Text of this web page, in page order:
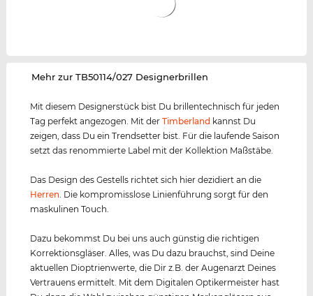
‌Mehr zur TB50114/027 Designerbrillen
Mit diesem Designerstück bist Du brillentechnisch für jeden
Tag perfekt angezogen. Mit derTimberland kannst Du
zeigen, dass Du ein Trendsetter bist. Für die laufende Saison
setzt das renommierte Label mit der Kollektion Maßstäbe.
Das Design des Gestells richtet sich hier dezidiert an die
Herren. Die kompromisslose Linienführung sorgt für den
maskulinen Touch.
Dazu bekommst Du bei uns auch günstig die richtigen
Korrektionsgläser. Alles, was Du dazu brauchst, sind Deine
aktuellen Dioptrienwerte, die Dir z.B. der Augenarzt Deines
Vertrauens ermittelt. Mit dem Digitalen Optikermeister hast